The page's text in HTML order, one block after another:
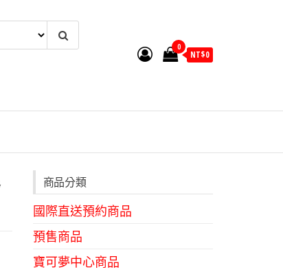
0
NT$0
商品分類
國際直送預約商品
預售商品
寶可夢中心商品